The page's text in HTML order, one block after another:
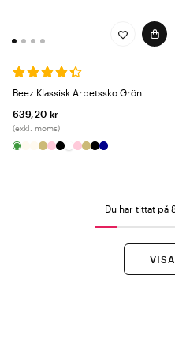
Beez Klassisk Arbetssko Grön
639,20 kr
(exkl. moms)
Du har tittat på
VISA